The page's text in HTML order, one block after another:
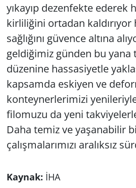
yıkayıp dezenfekte ederek
kirliliğini ortadan kaldırıyor
sağlığını güvence altına
geldiğimiz günden bu yana
düzenine hassasiyetle
kapsamda eskiyen ve
konteynerlerimizi
filomuzu da yeni
Daha temiz ve yaşanabilir
çalışmalarımızı aralıksız
Kaynak: İHA